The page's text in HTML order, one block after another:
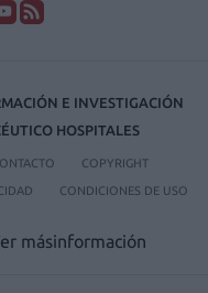
E INVESTIGACIÓN
HOSPITALES
COPYRIGHT
CONDICIONES DE USO